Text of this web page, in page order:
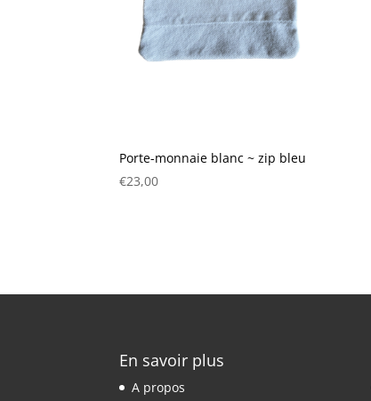
Porte-monnaie blanc ~ zip bleu
€23,00
En savoir plus
A propos